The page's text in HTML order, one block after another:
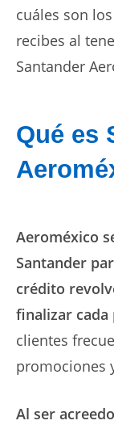
cuáles son
recibes al
Santander
Qué es
Aeroméxico
Santander
crédito
finalizar cada
clientes
promociones
Al ser